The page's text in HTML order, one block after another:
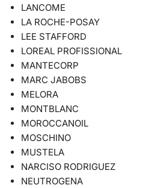
LANCOME
LA ROCHE-POSAY
LEE STAFFORD
LOREAL PROFISSIONAL
MANTECORP
MARC JABOBS
MELORA
MONTBLANC
MOROCCANOIL
MOSCHINO
MUSTELA
NARCISO RODRIGUEZ
NEUTROGENA